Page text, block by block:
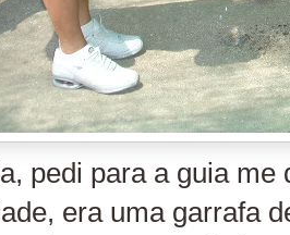
pedi para a guia
era uma garrafa